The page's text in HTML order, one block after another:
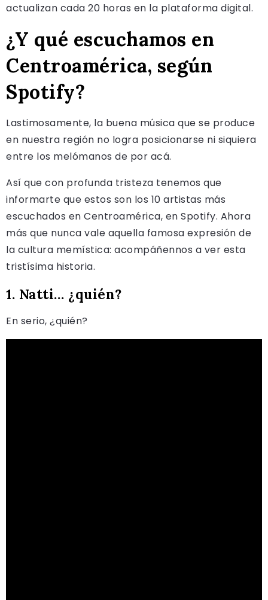
actualizan cada 20 horas en la plataforma digital.
¿Y qué escuchamos en
Centroamérica, según
Spotify?
Lastimosamente, la buena música que se produce
en nuestra región no logra posicionarse ni siquiera
entre los melómanos de por acá.
Así que con profunda tristeza tenemos que
informarte que estos son los 10 artistas más
escuchados en Centroamérica, en Spotify. Ahora
más que nunca vale aquella famosa expresión de
la cultura memística: acompáñennos a ver esta
tristísima historia.
1. Natti… ¿quién?
En serio, ¿quién?